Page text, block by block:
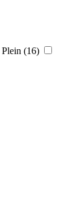
Plein (16)